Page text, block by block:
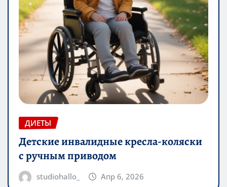
ДИЕТЫ
Детские инвалидные кресла-коляски
с ручным приводом
studiohallo_ Апр 6, 2026